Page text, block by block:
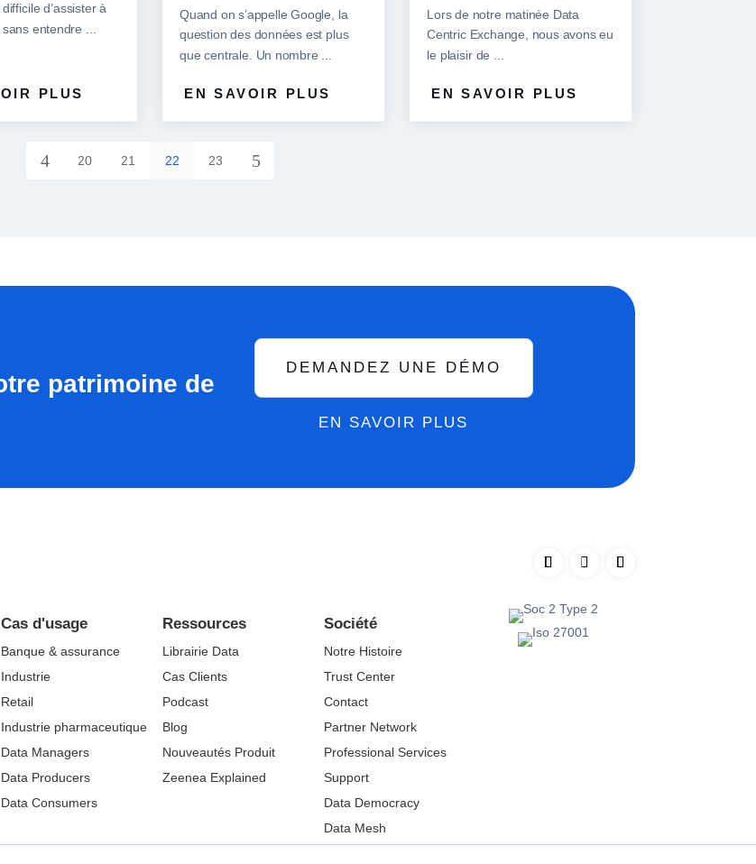
d’assister à
entendre ...
PLUS
Quand on s’appelle Google, la
question des données est plus
que centrale. Un nombre ...
EN SAVOIR PLUS
Lors de notre matinée Data
Centric Exchange, nous avons eu
le plaisir de ...
EN SAVOIR PLUS
4 20 21 22 23 5
patrimoine de
DEMANDEZ UNE DÉMO
EN SAVOIR PLUS
Cas d'usage
Banque & assurance
Industrie
Retail
Industrie pharmaceutique
Data Managers
Data Producers
Data Consumers
Ressources
Librairie Data
Cas Clients
Podcast
Blog
Nouveautés Produit
Zeenea Explained
Société
Notre Histoire
Trust Center
Contact
Partner Network
Professional Services
Support
Data Democracy
Data Mesh